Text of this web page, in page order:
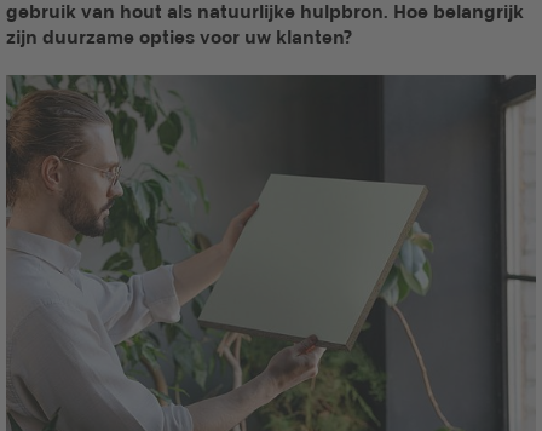
gebruik van hout als natuurlijke hulpbron. Hoe belangrijk
zijn duurzame opties voor uw klanten?